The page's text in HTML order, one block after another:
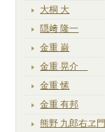
大桐 大
隠﨑 隆一
金重 巌
金重 晃介
金重 愫
金重 有邦
熊野 九郎右ヱ門